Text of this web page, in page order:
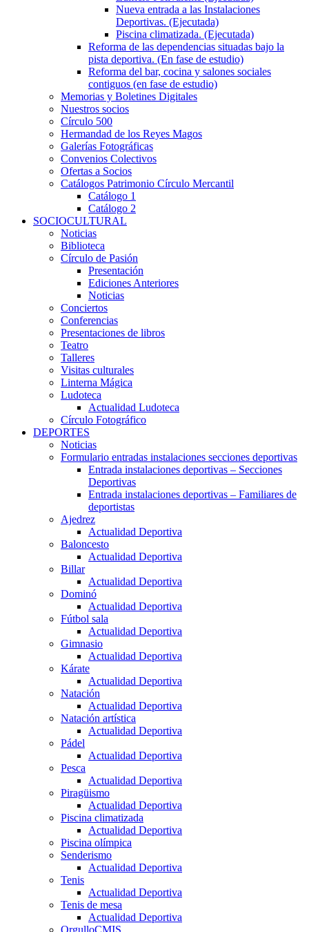
Nueva entrada a las Instalaciones
Deportivas. (Ejecutada)
Piscina climatizada. (Ejecutada)
Reforma de las dependencias situadas bajo la
pista deportiva. (En fase de estudio)
Reforma del bar, cocina y salones sociales
contiguos (en fase de estudio)
Memorias y Boletines Digitales
Nuestros socios
Círculo 500
Hermandad de los Reyes Magos
Galerías Fotográficas
Convenios Colectivos
Ofertas a Socios
Catálogos Patrimonio Círculo Mercantil
Catálogo 1
Catálogo 2
SOCIOCULTURAL
Noticias
Biblioteca
Círculo de Pasión
Presentación
Ediciones Anteriores
Noticias
Conciertos
Conferencias
Presentaciones de libros
Teatro
Talleres
Visitas culturales
Linterna Mágica
Ludoteca
Actualidad Ludoteca
Círculo Fotográfico
DEPORTES
Noticias
Formulario entradas instalaciones secciones deportivas
Entrada instalaciones deportivas – Secciones
Deportivas
Entrada instalaciones deportivas – Familiares de
deportistas
Ajedrez
Actualidad Deportiva
Baloncesto
Actualidad Deportiva
Billar
Actualidad Deportiva
Dominó
Actualidad Deportiva
Fútbol sala
Actualidad Deportiva
Gimnasio
Actualidad Deportiva
Kárate
Actualidad Deportiva
Natación
Actualidad Deportiva
Natación artística
Actualidad Deportiva
Pádel
Actualidad Deportiva
Pesca
Actualidad Deportiva
Piragüismo
Actualidad Deportiva
Piscina climatizada
Actualidad Deportiva
Piscina olímpica
Senderismo
Actualidad Deportiva
Tenis
Actualidad Deportiva
Tenis de mesa
Actualidad Deportiva
OrgulloCMIS